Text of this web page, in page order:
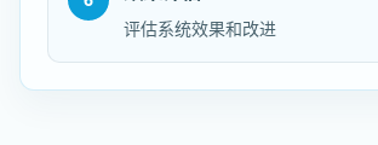
评估系统效果和改进